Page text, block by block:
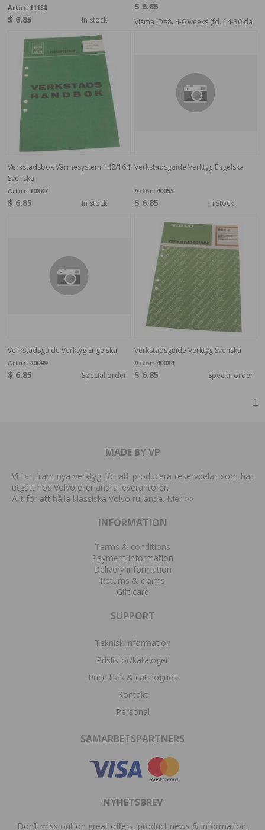
Artnr: 11138
$ 6.85 In stock
$ 6.85
Visma ID=8. 4-6 weeks (fd. 14-30 da
Verkstadsbok Värmesystem 140/164
Svenska
Artnr: 10887
$ 6.85 In stock
Verkstadsguide Verktyg Engelska
Artnr: 40053
$ 6.85 In stock
Verkstadsguide Verktyg Engelska
Artnr: 40099
$ 6.85 Special order
Verkstadsguide Verktyg Svenska
Artnr: 40084
$ 6.85 Special order
1
MADE BY VP
Vi tar fram nya verktyg för att producera reservdelar som har
utgått hos Volvo eller andra leverantörer.
Allt för att hålla klassiska Volvo rullande. Mer >>
INFORMATION
Terms & conditions
Payment information
Delivery information
Returns & claims
Gift card
SUPPORT
Teknisk information
Prislistor/kataloger
Price lists & catalogues
Kontakt
Personal
SAMARBETSPARTNERS
NYHETSBREV
Don’t miss out on great offers, product news & information.